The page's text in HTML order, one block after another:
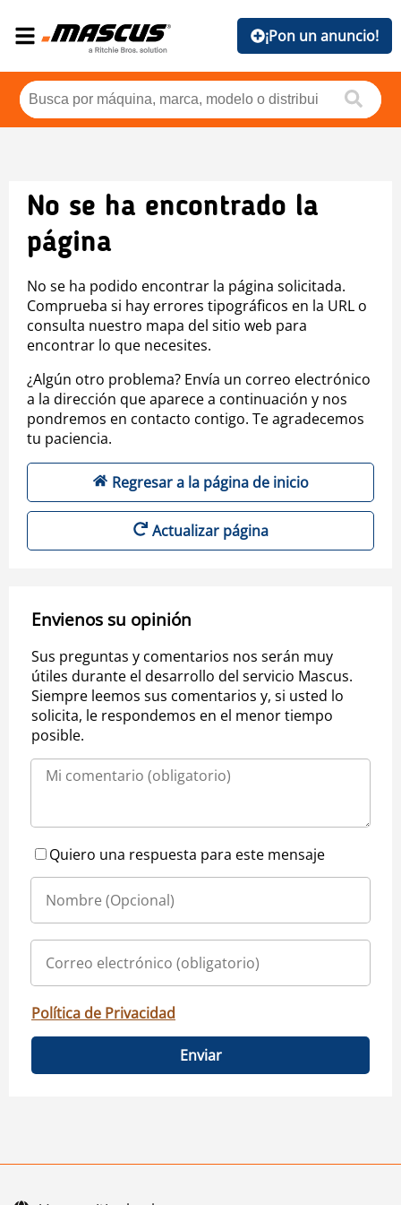
¡Pon un anuncio!
No se ha encontrado la
página
No se ha podido encontrar la página solicitada.
Comprueba si hay errores tipográficos en la URL o
consulta nuestro mapa del sitio web para
encontrar lo que necesites.
¿Algún otro problema? Envía un correo electrónico
a la dirección que aparece a continuación y nos
pondremos en contacto contigo. Te agradecemos
tu paciencia.
Regresar a la página de inicio
Actualizar página
Envienos su opinión
Sus preguntas y comentarios nos serán muy
útiles durante el desarrollo del servicio Mascus.
Siempre leemos sus comentarios y, si usted lo
solicita, le respondemos en el menor tiempo
posible.
Quiero una respuesta para este mensaje
Política de Privacidad
Enviar